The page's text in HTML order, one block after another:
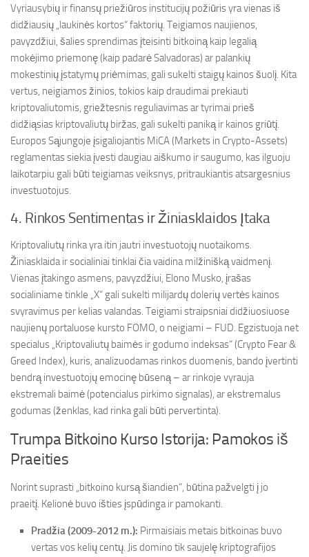
Vyriausybių ir finansų priežiūros institucijų požiūris yra vienas iš
didžiausių „laukinės kortos“ faktorių. Teigiamos naujienos,
pavyzdžiui, šalies sprendimas įteisinti bitkoiną kaip legalią
mokėjimo priemonę (kaip padarė Salvadoras) ar palankių
mokestinių įstatymų priėmimas, gali sukelti staigų kainos šuolį. Kita
vertus, neigiamos žinios, tokios kaip draudimai prekiauti
kriptovaliutomis, griežtesnis reguliavimas ar tyrimai prieš
didžiąsias kriptovaliutų biržas, gali sukelti paniką ir kainos griūtį.
Europos Sąjungoje įsigaliojantis MiCA (Markets in Crypto-Assets)
reglamentas siekia įvesti daugiau aiškumo ir saugumo, kas ilguoju
laikotarpiu gali būti teigiamas veiksnys, pritraukiantis atsargesnius
investuotojus.
4. Rinkos Sentimentas ir Žiniasklaidos Įtaka
Kriptovaliutų rinka yra itin jautri investuotojų nuotaikoms.
Žiniasklaida ir socialiniai tinklai čia vaidina milžinišką vaidmenį.
Vienas įtakingo asmens, pavyzdžiui, Elono Musko, įrašas
socialiniame tinkle „X“ gali sukelti milijardų dolerių vertės kainos
svyravimus per kelias valandas. Teigiami straipsniai didžiuosiuose
naujienų portaluose kursto FOMO, o neigiami – FUD. Egzistuoja net
specialus „Kriptovaliutų baimės ir godumo indeksas“ (Crypto Fear &
Greed Index), kuris, analizuodamas rinkos duomenis, bando įvertinti
bendrą investuotojų emocinę būseną – ar rinkoje vyrauja
ekstremali baimė (potencialus pirkimo signalas), ar ekstremalus
godumas (ženklas, kad rinka gali būti pervertinta).
Trumpa Bitkoino Kurso Istorija: Pamokos iš
Praeities
Norint suprasti „bitkoino kursą šiandien“, būtina pažvelgti į jo
praeitį. Kelionė buvo išties įspūdinga ir pamokanti.
Pradžia (2009-2012 m.): Pirmaisiais metais bitkoinas buvo
vertas vos kelių centų. Jis domino tik saujelę kriptografijos